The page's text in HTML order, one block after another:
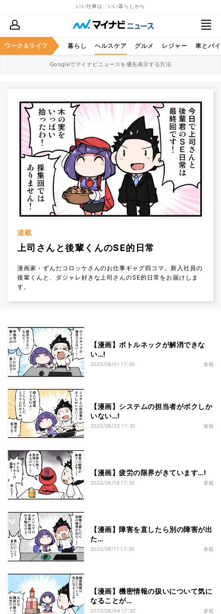
いい仕事は、いい暮らしから
ワーク＆ライフ
ススキル マネー 暮らし ヘルスケア グルメ レジャー 車とバ
Googleでマイナビニュースを優先表示する方法
連載
上司さんと後輩くんのSE的日常
漫画家・ずんだコロッケさんのお仕事ギャグ四コマ。新入社員の
後輩くんと、ダジャレ好きな上司さんのSE的日常をお届けしま
す。
【漫画】ボトルネックが解消できな
い…!
2023/09/01 17:30 連載
【漫画】システムの担当者がボクしか
いない…!
2023/08/25 17:30 連載
【漫画】疲労の限界がきています…!
2023/08/18 17:30 連載
【漫画】障害を直したら別の障害が出
た…
2023/08/11 17:30 連載
【漫画】機密情報の扱いについて気に
なることが…
2023/08/04 17:30 連載